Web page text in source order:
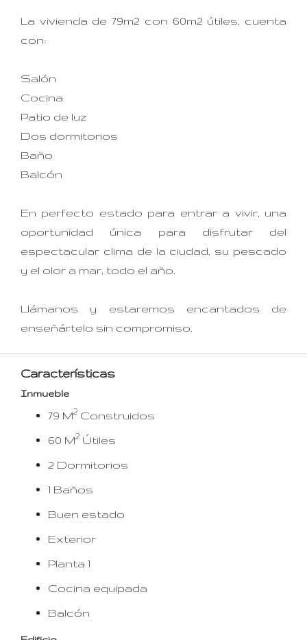
La vivienda de 79m2 con 60m2 útiles, cuenta
con:
Salón
Cocina
Patio de luz
Dos dormitorios
Baño
Balcón
En perfecto estado para entrar a vivir, una
oportunidad única para disfrutar del
espectacular clima de la ciudad, su pescado
y el olor a mar, todo el año.
Llámanos y estaremos encantados de
enseñártelo sin compromiso.
Características
Inmueble
79 M2 Construidos
60 M2 Útiles
2 Dormitorios
1 Baños
Buen estado
Exterior
Planta 1
Cocina equipada
Balcón